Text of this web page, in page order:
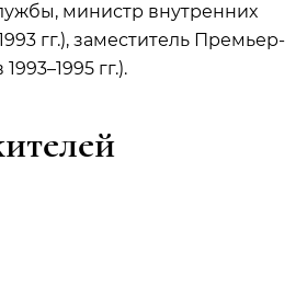
министр внутренних
гг.), заместитель Премьер-
гг.).